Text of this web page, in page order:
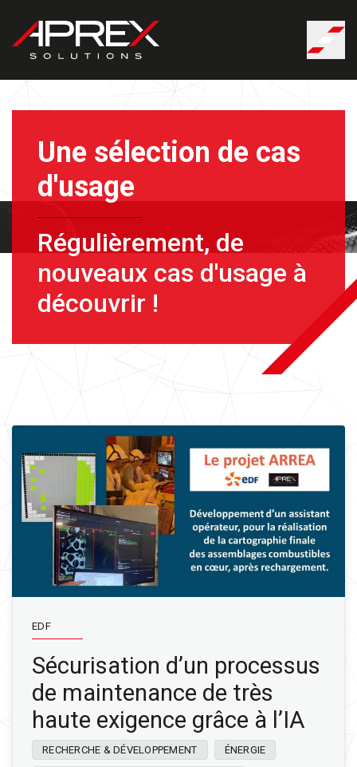
Une sélection de cas
d'usage
Régulièrement, de
nouveaux cas d'usage à
découvrir !
EDF
Sécurisation d’un processus
de maintenance de très
haute exigence grâce à l’IA
RECHERCHE & DÉVELOPPEMENT ÉNERGIE